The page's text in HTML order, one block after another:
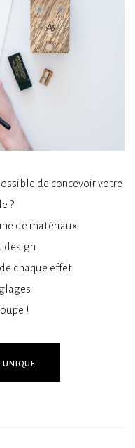
de concevoir votre
?
de matériaux
design
chaque effet
!
unique